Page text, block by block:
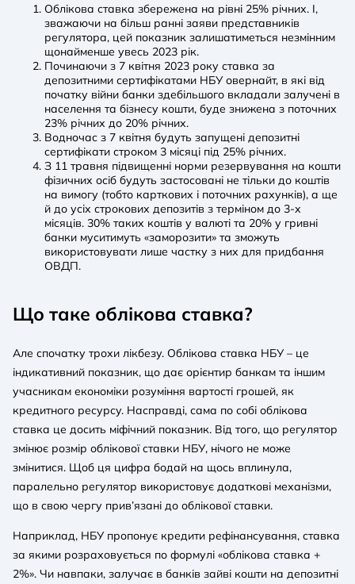
Облікова ставка збережена на рівні 25% річних. І,
зважаючи на більш ранні заяви представників
регулятора, цей показник залишатиметься незмінним
щонайменше увесь 2023 рік.
Починаючи з 7 квітня 2023 року ставка за
депозитними сертифікатами НБУ овернайт, в які від
початку війни банки здебільшого вкладали залучені в
населення та бізнесу кошти, буде знижена з поточних
23% річних до 20% річних.
Водночас з 7 квітня будуть запущені депозитні
сертифікати строком 3 місяці під 25% річних.
З 11 травня підвищенні норми резервування на кошти
фізичних осіб будуть застосовані не тільки до коштів
на вимогу (тобто карткових і поточних рахунків), а ще
й до усіх строкових депозитів з терміном до 3-х
місяців. 30% таких коштів у валюті та 20% у гривні
банки муситимуть «заморозити» та зможуть
використовувати лише частку з них для придбання
ОВДП.
Що таке облікова ставка?
Але спочатку трохи лікбезу. Облікова ставка НБУ – це
індикативний показник, що дає орієнтир банкам та іншим
учасникам економіки розуміння вартості грошей, як
кредитного ресурсу. Насправді, сама по собі облікова
ставка це досить міфічний показник. Від того, що регулятор
змінює розмір облікової ставки НБУ, нічого не може
змінитися. Щоб ця цифра бодай на щось вплинула,
паралельно регулятор використовує додаткові механізми,
що в свою чергу прив’язані до облікової ставки.
Наприклад, НБУ пропонує кредити рефінансування, ставка
за якими розраховується по формулі «облікова ставка +
2%». Чи навпаки, залучає в банків зайві кошти на депозитні